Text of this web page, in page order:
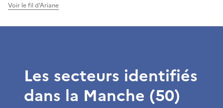
Voir le fil d'Ariane
Les secteurs identifiés
dans la Manche (50)